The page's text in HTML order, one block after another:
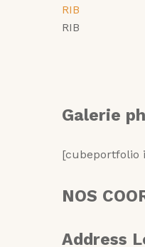
RIB
RIB
Galerie
[cubeportfolio
NOS
Address